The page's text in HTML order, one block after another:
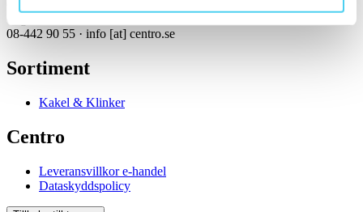
Orgnummer: 556061-8943
08-442 90 55 · info [at] centro.se
Sortiment
Kakel & Klinker
Centro
Leveransvillkor e-handel
Dataskyddspolicy